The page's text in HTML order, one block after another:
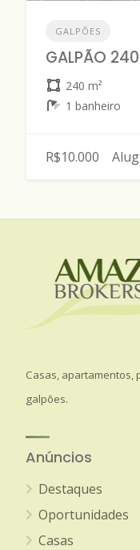
GALPÕES
240 m²
1 banheiro
R$10.000
Casas, apartamentos,
galpões.
Anúncios
Destaques
Oportunidades
Casas